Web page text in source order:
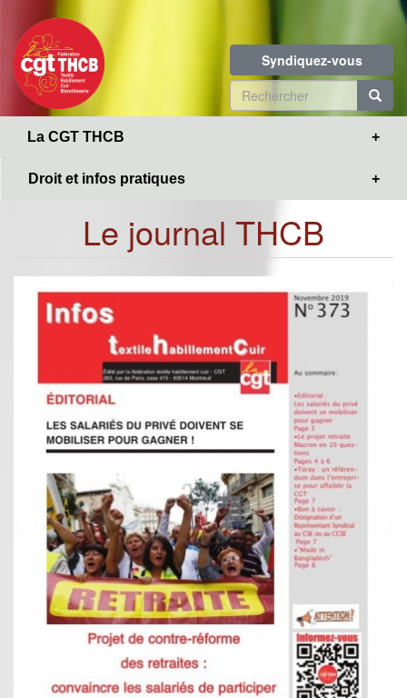
contenu
principal
Syndiquez-vous
Formulaire
de
La CGT THCB
Droit et infos pratiques
Le journal THCB